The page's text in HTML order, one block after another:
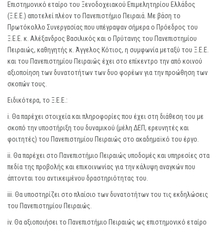
Επιστημονικό εταίρο του Ξενοδοχειακού Επιμελητηρίου Ελλάδος
(Ξ.Ε.Ε.) αποτελεί πλέον το Πανεπιστήμιο Πειραιά. Με βάση το
Πρωτόκολλο Συνεργασίας που υπέγραψαν σήμερα ο Πρόεδρος του
Ξ.Ε.Ε. κ. Αλέξανδρος Βασιλικός και ο Πρύτανης του Πανεπιστημίου
Πειραιώς, καθηγητής κ. Άγγελος Κότιος, η συμφωνία μεταξύ του Ξ.Ε.Ε.
και του Πανεπιστημίου Πειραιώς έχει στο επίκεντρο την από κοινού
αξιοποίηση των δυνατοτήτων των δυο φορέων για την προώθηση των
σκοπών τους.
Ειδικότερα, το Ξ.Ε.Ε.:
i. Θα παρέχει στοιχεία και πληροφορίες που έχει στη διάθεση του με
σκοπό την υποστήριξη του δυναμικού (μέλη ΔΕΠ, ερευνητές και
φοιτητές) του Πανεπιστημίου Πειραιώς στο ακαδημαϊκό του έργο.
ii. Θα παρέχει στο Πανεπιστήμιο Πειραιώς υποδομές και υπηρεσίες στα
πεδία της προβολής και επικοινωνίας για την κάλυψη αναγκών που
άπτονται του αντικειμένου δραστηριότητας του.
iii. Θα υποστηρίζει στο πλαίσιο των δυνατοτήτων του τις εκδηλώσεις
του Πανεπιστημίου Πειραιώς.
iv. Θα αξιοποιήσει το Πανεπιστήμιο Πειραιώς ως επιστημονικό εταίρο